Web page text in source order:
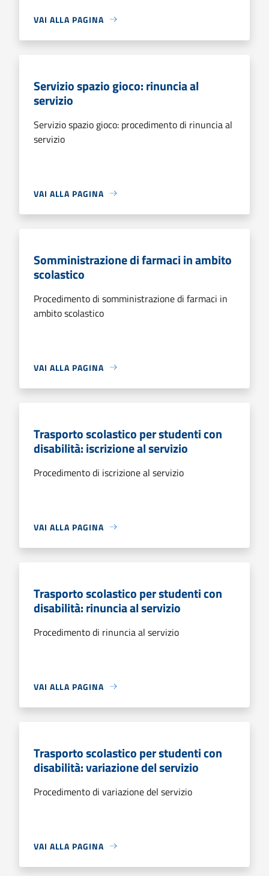
VAI ALLA PAGINA
Servizio spazio gioco: rinuncia al
servizio
Servizio spazio gioco: procedimento di rinuncia al
servizio
VAI ALLA PAGINA
Somministrazione di farmaci in ambito
scolastico
Procedimento di somministrazione di farmaci in
ambito scolastico
VAI ALLA PAGINA
Trasporto scolastico per studenti con
disabilità: iscrizione al servizio
Procedimento di iscrizione al servizio
VAI ALLA PAGINA
Trasporto scolastico per studenti con
disabilità: rinuncia al servizio
Procedimento di rinuncia al servizio
VAI ALLA PAGINA
Trasporto scolastico per studenti con
disabilità: variazione del servizio
Procedimento di variazione del servizio
VAI ALLA PAGINA